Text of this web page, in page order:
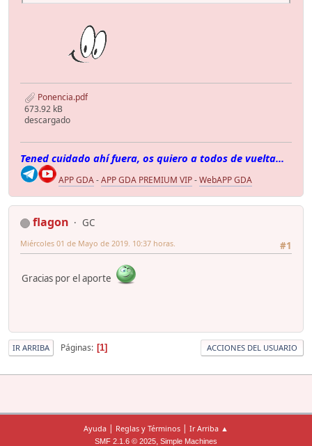
Ponencia.pdf
673.92 kB
descargado
Tened cuidado ahí fuera, os quiero a todos de vuelta...
APP GDA-APP GDA PREMIUM VIP-WebAPP GDA
flagon
GC
#1
Miércoles 01 de Mayo de 2019. 10:37 horas.
Gracias por el aporte
IR ARRIBA Páginas 1 ACCIONES DEL USUARIO
Ayuda | Reglas y Términos | Ir Arriba ▲
SMF 2.1.6 © 2025, Simple Machines